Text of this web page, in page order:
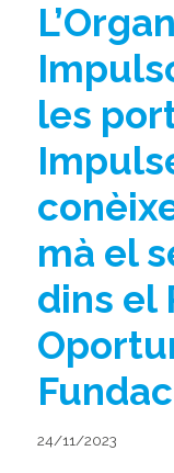
les
mà el
dins el
24/11/2023